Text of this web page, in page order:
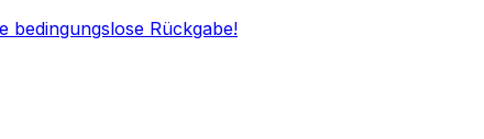
bedingungslose Rückgabe!